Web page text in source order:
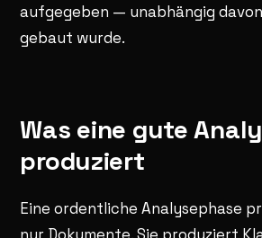
aufgegeben — unabhängig
gebaut wurde.
Was eine gute
produziert
Eine ordentliche Analysephase